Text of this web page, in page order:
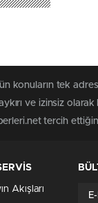
konuların tek
ve izinsiz
tercih
Akışları